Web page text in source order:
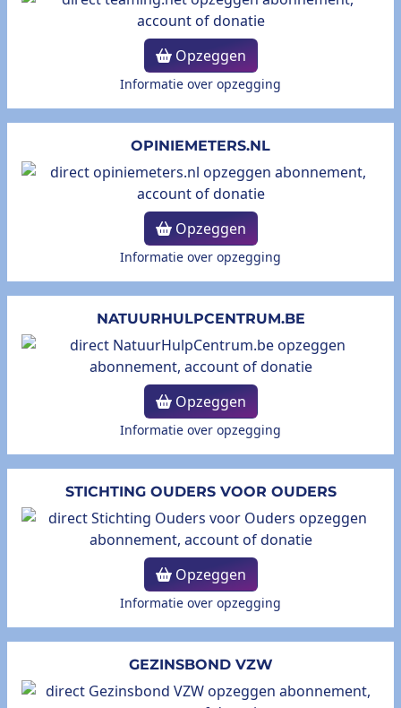
Opzeggen
Informatie over opzegging
OPINIEMETERS.NL
Opzeggen
Informatie over opzegging
NATUURHULPCENTRUM.BE
Opzeggen
Informatie over opzegging
STICHTING OUDERS VOOR OUDERS
Opzeggen
Informatie over opzegging
GEZINSBOND VZW